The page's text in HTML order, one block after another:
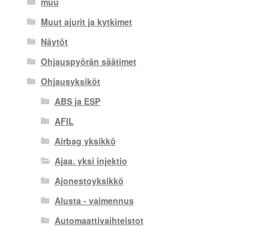
Muut ajurit ja kytkimet
Näytöt
Ohjauspyörän säätimet
Ohjausyksiköt
ABS ja ESP
AFIL
Airbag yksikkö
Ajaa. yksi injektio
Ajonestoyksikkö
Alusta - vaimennus
Automaattivaihteistot